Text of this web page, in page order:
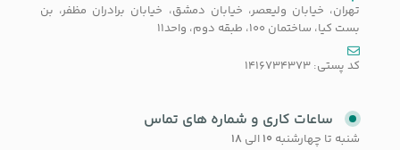
تهران، خیابان ولیعصر، خیابان دمشق، خیابان برادران مظفر، بن
بست کیا، ساختمان 100، طبقه دوم، واحد11
کد پستی: 1416734373
ساعات کاری و شماره های تماس
شنبه تا چهارشنبه ۱۰ الی ۱۸